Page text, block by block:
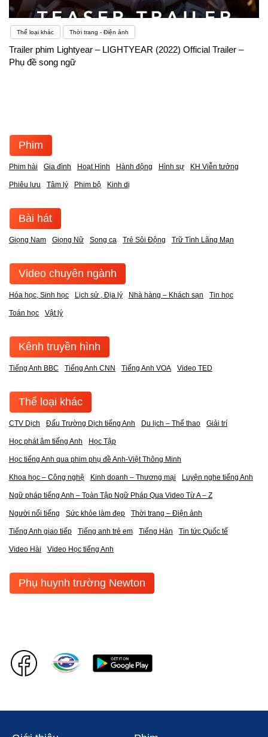
Thể loại khác Thời trang - Điện ảnh
Trailer phim Lightyear – LIGHTYEAR (2022) Official Trailer –
Phụ đề song ngữ
Phim
Phim hài Gia đình Hoạt Hình Hành động Hình sự KH Viễn tưởng
Phiêu lưu Tâm lý Phim bộ Kinh dị
Bài hát
Giọng Nam Giọng Nữ Song ca Trẻ Sôi Động Trữ Tình Lãng Mạn
Video chuyên ngành
Hóa học, Sinh học Lịch sử , Địa lý Nhà hàng – Khách sạn Tin học
Toán học Vật lý
Kênh truyền hình
Tiếng Anh BBC Tiếng Anh CNN Tiếng Anh VOA Video TED
Thể loại khác
CTV Dịch Đấu Trường Dịch tiếng Anh Du lịch – Thể thao Giải trí
Học phát âm tiếng Anh Học Tập
Học tiếng Anh qua phim phụ đề Anh-Việt Thông Minh
Khoa học – Công nghệ Kinh doanh – Thương mại Luyện nghe tiếng Anh
Ngữ pháp tiếng Anh – Toàn Tập Ngữ Pháp Qua Video Từ A – Z
Người nổi tiếng Sức khỏe làm đẹp Thời trang – Điện ảnh
Tiếng Anh giao tiếp Tiếng anh trẻ em Tiếng Hàn Tin tức Quốc tế
Video Hài Video Học tiếng Anh
Phụ huynh trường Newton